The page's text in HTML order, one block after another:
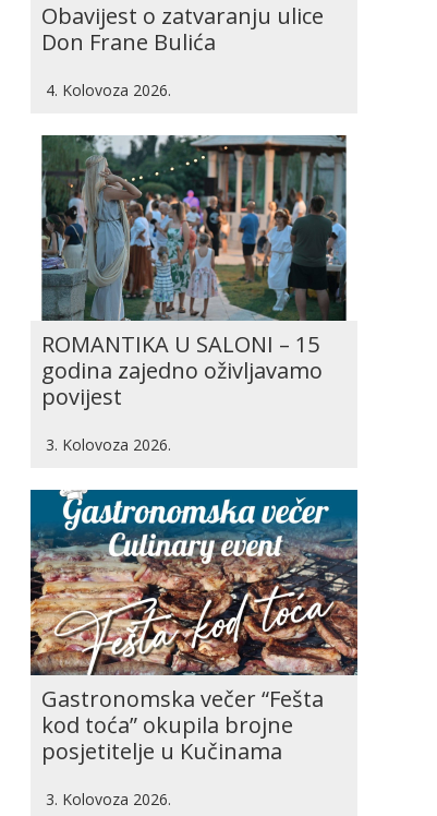
Obavijest o zatvaranju ulice
Don Frane Bulića
4. Kolovoza 2026.
ROMANTIKA U SALONI – 15
godina zajedno oživljavamo
povijest
3. Kolovoza 2026.
Gastronomska večer “Fešta
kod toća” okupila brojne
posjetitelje u Kučinama
3. Kolovoza 2026.